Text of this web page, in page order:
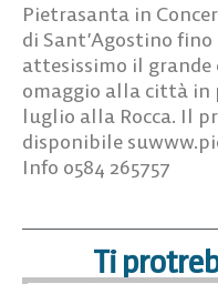
Pietrasanta in
di Sant’Agostino
attesissimo il grande
omaggio alla città in
luglio alla Rocca. Il
disponibile
Info 0584 265757
Ti